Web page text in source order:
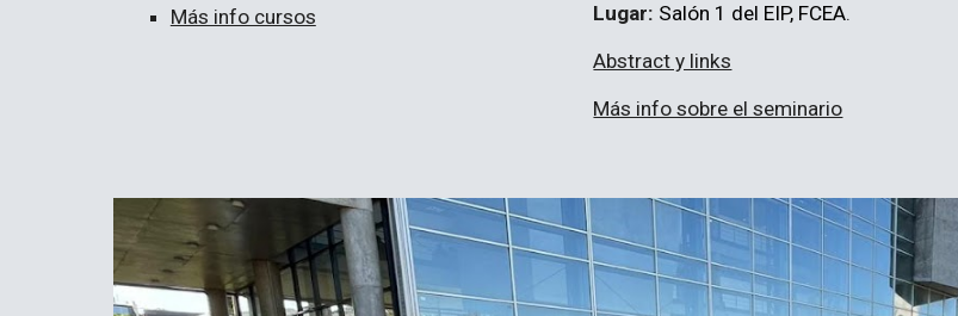
Más info cursos
Lugar: Salón 1 del EIP, FCEA.
Abstract y links
Más info sobre el seminario